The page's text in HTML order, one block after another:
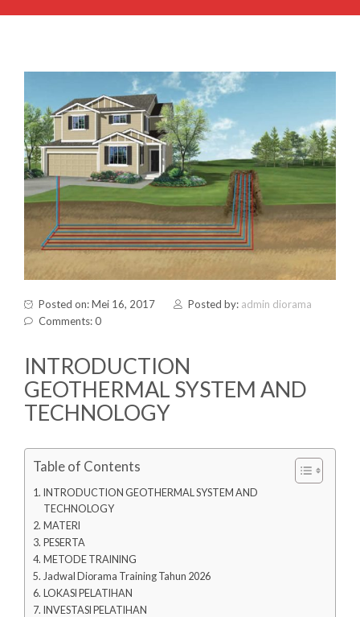
Posted on: Mei 16, 2017 Posted by: admin diorama
Comments: 0
INTRODUCTION
GEOTHERMAL SYSTEM AND
TECHNOLOGY
Table of Contents
INTRODUCTION GEOTHERMAL SYSTEM AND
TECHNOLOGY
MATERI
PESERTA
METODE TRAINING
Jadwal Diorama Training Tahun 2026
LOKASI PELATIHAN
INVESTASI PELATIHAN